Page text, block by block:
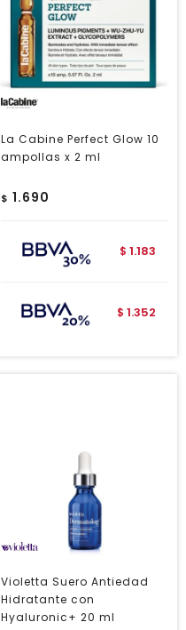
La Cabine Perfect Glow 10
ampollas x 2 ml
$ 1.690
$ 1.183
$ 1.352
Violetta Suero Antiedad
Hidratante con
Hyaluronic+ 20 ml